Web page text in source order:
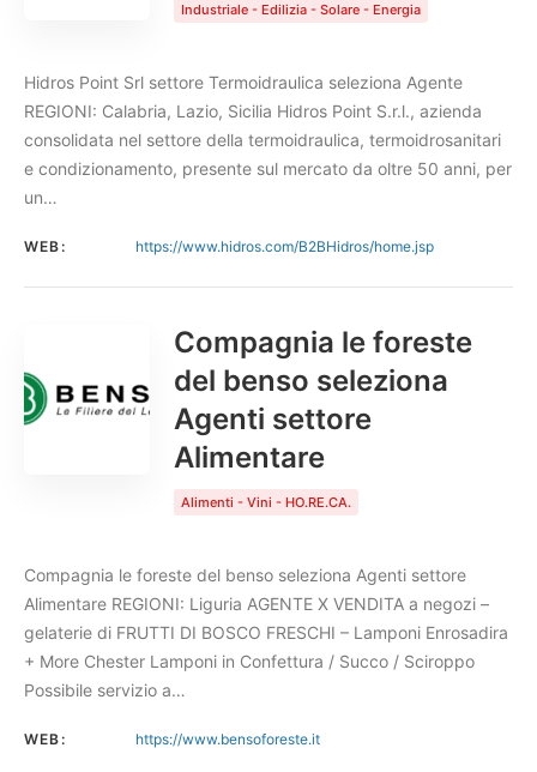
Industriale - Edilizia - Solare - Energia
Hidros Point Srl settore Termoidraulica seleziona Agente
REGIONI: Calabria, Lazio, Sicilia Hidros Point S.r.l., azienda
consolidata nel settore della termoidraulica, termoidrosanitari
e condizionamento, presente sul mercato da oltre 50 anni, per
un…
WEB: https://www.hidros.com/B2BHidros/home.jsp
Compagnia le foreste
del benso seleziona
Agenti settore
Alimentare
Alimenti - Vini - HO.RE.CA.
Compagnia le foreste del benso seleziona Agenti settore
Alimentare REGIONI: Liguria AGENTE X VENDITA a negozi –
gelaterie di FRUTTI DI BOSCO FRESCHI – Lamponi Enrosadira
+ More Chester Lamponi in Confettura / Succo / Sciroppo
Possibile servizio a…
WEB: https://www.bensoforeste.it